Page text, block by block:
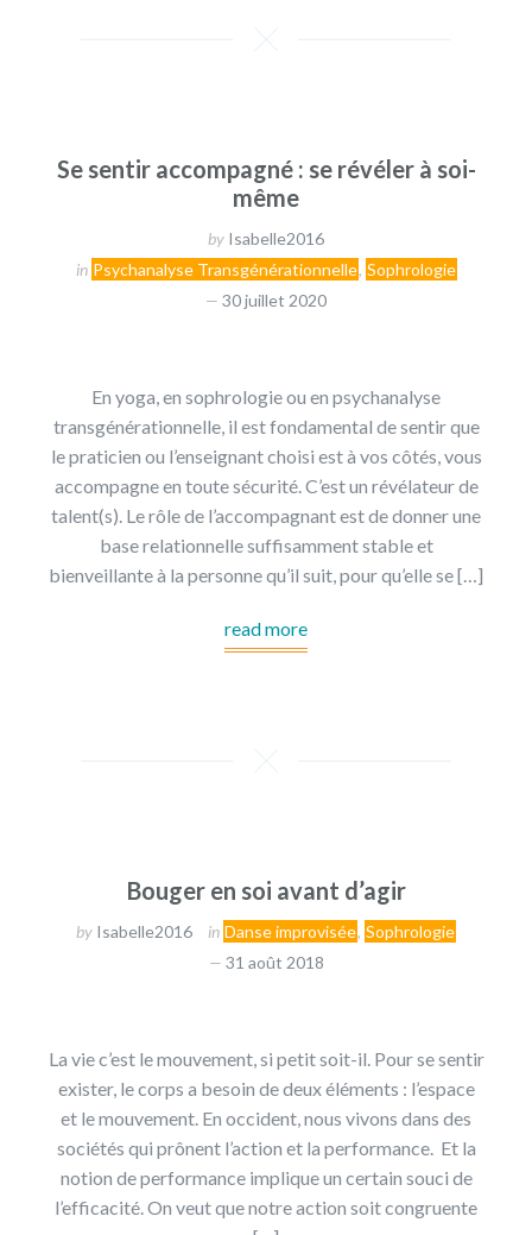
Se sentir accompagné : se révéler à soi-
même
by Isabelle2016
in Psychanalyse Transgénérationnelle, Sophrologie
30 juillet 2020
En yoga, en sophrologie ou en psychanalyse
transgénérationnelle, il est fondamental de sentir que
le praticien ou l’enseignant choisi est à vos côtés, vous
accompagne en toute sécurité. C’est un révélateur de
talent(s). Le rôle de l’accompagnant est de donner une
base relationnelle suffisamment stable et
bienveillante à la personne qu’il suit, pour qu’elle se […]
read more
Bouger en soi avant d’agir
by Isabelle2016 in Danse improvisée, Sophrologie
31 août 2018
La vie c’est le mouvement, si petit soit-il. Pour se sentir
exister, le corps a besoin de deux éléments : l’espace
et le mouvement. En occident, nous vivons dans des
sociétés qui prônent l’action et la performance. Et la
notion de performance implique un certain souci de
l’efficacité. On veut que notre action soit congruente